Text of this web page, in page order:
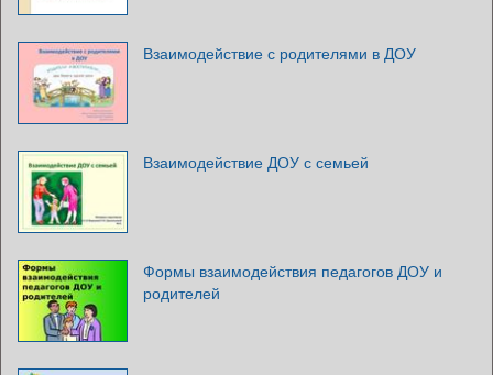
Взаимодействие с родителями в ДОУ
Взаимодействие ДОУ с семьей
Формы взаимодействия педагогов ДОУ и
родителей